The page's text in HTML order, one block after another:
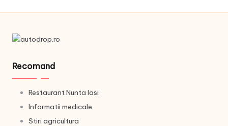
Recomand
Restaurant Nunta Iasi
Informatii medicale
Stiri agricultura